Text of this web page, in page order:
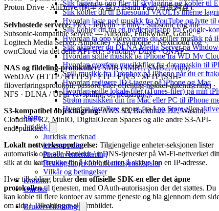
Slik laster du opp filer til skylagring og kobler til
Slik kobler du til Bluesound VAULTs interne
Hvordan laste ned musikk fra YouTube og lytte
Slik kobler du fra en tredjepartsapp fra Google-
Hvordan ta opp video mens du spiller musikk på
Slik aktiverer du DLNA Media Server på
Hvordan spille musikk på iPhone fra WD My
Hvordan overføre musikkfiler fra datamaskin til
Spill musikk fra Dropbox på iPhone når du er
Hvordan redigere ID3-tagger på iPhone og Mac
Hvordan spille lokale filer (iTunes-filer) på min
Strøm musikken din fra Mac eller PC til iPhone
Hvordan installere appen fra App Store eller
Støtte
Juridisk
Juridisk merknad
Lisensavtale
Personvernerklæring
Retningslinjer for informasjonskapsler
Vilkår og betingelser
Kontakt
Om oss
Brukerveiledning
Proton Drive · AliDrive (阿里云盘) · Baidu Pan (百度网盘).
Selvhostede servere:Plex · Jellyfin · Emby · Subsonic (og alle
Subsonic-kompatible servere — Airsonic, Funkwhale, Gonic,
Logitech Media Server, Ampache) · Navidrome · Nextcloud (og
ownCloud via det delte API-et) · Synology Drive · QNAP.
NAS og fildeling-protokoller:SMB (SMB1, SMB2, Auto) ·
WebDAV (HTTP / HTTPS) · FTP · FTPS · SFTP (SSH-
filoverføringsprotokoll, passord eller offentlig-nøkkel-autentisering) ·
NFS · DLNA / UPnP (avspilling og nedlasting).
S3-kompatibel objektlagring:AWS S3, Backblaze B2, Wasabi,
Cloudflare R2, MinIO, DigitalOcean Spaces og alle andre S3-API-
endepunkter.
Lokalt nettverksoppdagelse: Tilgjengelige enheter-seksjonen lister
automatisk opp alle Bonjour / mDNS-tjenester på Wi-Fi-nettverket
slik at du kan trykke for å koble til uten å skrive inn en IP-adresse.
Hver tilkobling brukerden offisielle SDK-en eller det åpne
protokollentil tjenesten, med OAuth-autorisasjon der det støttes. Du
kan koble til flere kontoer av samme tjeneste og bla gjennom dem
om side i Tilkoblinger-skjermbildet.